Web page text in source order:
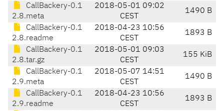
CallBackery-0.1
2.8.meta
2018-05-01 09:02
CEST
1490 B
CallBackery-0.1
2.8.readme
2018-04-23 10:56
CEST
1893 B
CallBackery-0.1
2.8.tar.gz
2018-05-01 09:03
CEST
155 KiB
CallBackery-0.1
2.9.meta
2018-05-07 14:51
CEST
1490 B
CallBackery-0.1
2.9.readme
2018-04-23 10:56
CEST
1893 B